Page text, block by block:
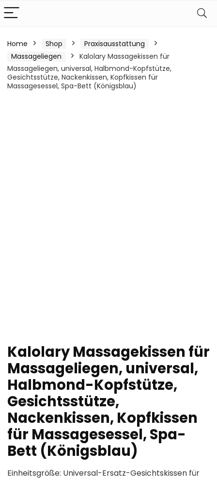
Home Shop
Praxisausstattung
Massageliegen
Kalolary Massagekissen für
Massageliegen, universal, Halbmond-Kopfstütze,
Gesichtsstütze, Nackenkissen, Kopfkissen für
Massagesessel, Spa-Bett (Königsblau)
Kalolary Massagekissen für
Massageliegen, universal,
Halbmond-Kopfstütze,
Gesichtsstütze,
Nackenkissen, Kopfkissen
für Massagesessel, Spa-
Bett (Königsblau)
Einheitsgröße: Universal-Ersatz-Gesichtskissen für